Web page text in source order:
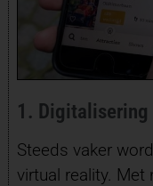
1. Digitalisering
Steeds vaker
virtual reality. Met